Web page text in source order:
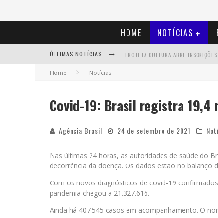
HOME NOTÍCIAS
ÚLTIMAS NOTÍCIAS
Home Notícias
Covid-19: Brasil registra
Agência Brasil 24 de setembro de 2021
Nas últimas 24 horas, as autoridades de saúde do
decorrência da doença. Os dados estão no balanço
Com os novos diagnósticos de covid-19
pandemia chegou a 21.327.616.
Ainda há 407.545 casos em acompanhamento. O